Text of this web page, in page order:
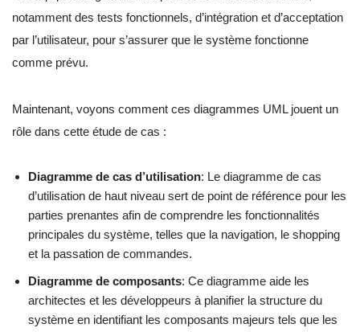
notamment des tests fonctionnels, d’intégration et d’acceptation
par l’utilisateur, pour s’assurer que le système fonctionne
comme prévu.
Maintenant, voyons comment ces diagrammes UML jouent un
rôle dans cette étude de cas :
Diagramme de cas d’utilisation: Le diagramme de cas
d’utilisation de haut niveau sert de point de référence pour les
parties prenantes afin de comprendre les fonctionnalités
principales du système, telles que la navigation, le shopping
et la passation de commandes.
Diagramme de composants: Ce diagramme aide les
architectes et les développeurs à planifier la structure du
système en identifiant les composants majeurs tels que les